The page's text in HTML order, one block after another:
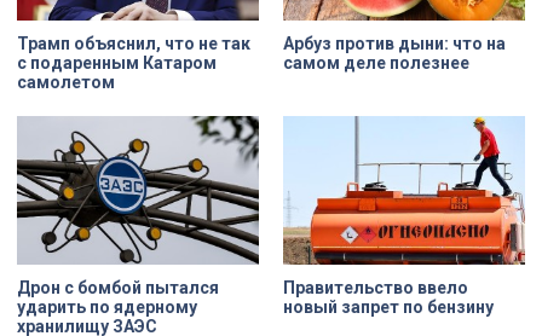
Трамп объяснил, что не так
с подаренным Катаром
самолетом
Арбуз против дыни: что на
самом деле полезнее
Дрон с бомбой пытался
ударить по ядерному
хранилищу ЗАЭС
Правительство ввело
новый запрет по бензину